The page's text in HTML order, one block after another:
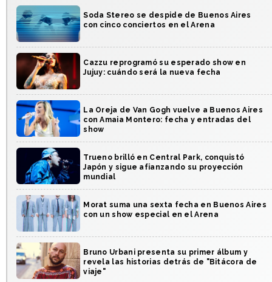
Soda Stereo se despide de Buenos Aires
con cinco conciertos en el Arena
Cazzu reprogramó su esperado show en
Jujuy: cuándo será la nueva fecha
La Oreja de Van Gogh vuelve a Buenos Aires
con Amaia Montero: fecha y entradas del
show
Trueno brilló en Central Park, conquistó
Japón y sigue afianzando su proyección
mundial
Morat suma una sexta fecha en Buenos Aires
con un show especial en el Arena
Bruno Urbani presenta su primer álbum y
revela las historias detrás de "Bitácora de
viaje"